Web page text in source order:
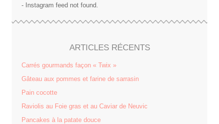
- Instagram feed not found.
ARTICLES RÉCENTS
Carrés gourmands façon « Twix »
Gâteau aux pommes et farine de sarrasin
Pain cocotte
Raviolis au Foie gras et au Caviar de Neuvic
Pancakes à la patate douce